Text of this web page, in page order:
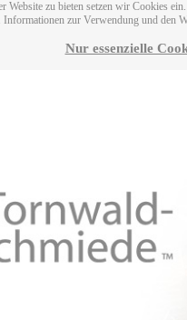
Website zu bieten setzen wir Cookies
Informationen zur Verwendung und den
Nur essenzielle